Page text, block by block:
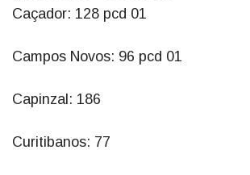
Caçador: 128 pcd 01
Campos Novos: 96 pcd 01
Capinzal: 186
Curitibanos: 77